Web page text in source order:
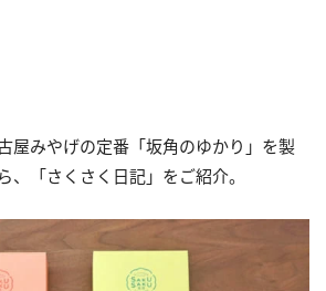
屋みやげの定番「坂角のゆかり」を製
、「さくさく日記」をご紹介。